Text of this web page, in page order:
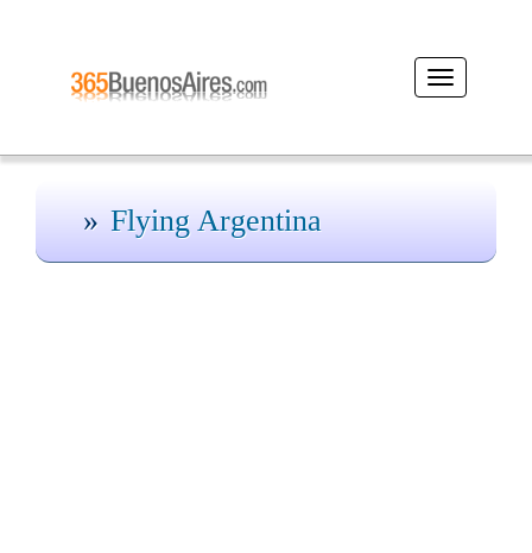
Desplegar
navegación
Flying Argentina